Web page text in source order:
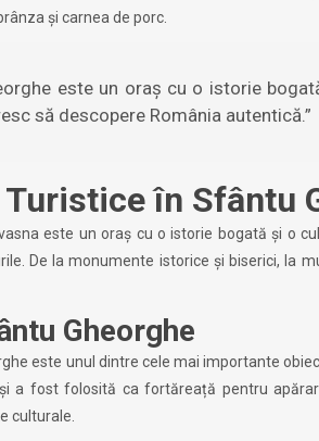
și carnea de porc.
este un oraș cu o istorie
să descopere România autentică.”
în Sfântu
este un oraș cu o istorie bogată și o
De la monumente istorice și biserici, la
Gheorghe
este unul dintre cele mai importante
a fost folosită ca fortăreață pentru
culturale.